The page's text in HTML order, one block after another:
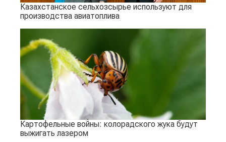
Казахстанское сельхозсырье используют для
производства авиатоплива
Картофельные войны: колорадского жука будут
выжигать лазером